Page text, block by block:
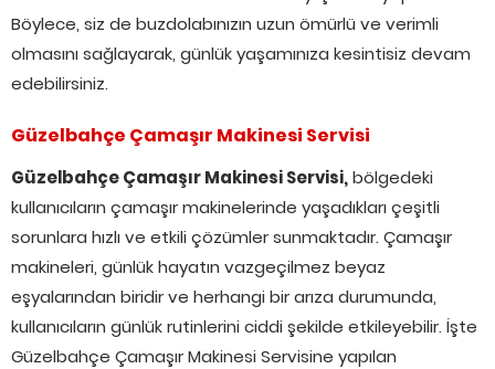
Böylece, siz de buzdolabınızın uzun ömürlü ve verimli
olmasını sağlayarak, günlük yaşamınıza kesintisiz devam
edebilirsiniz.
Güzelbahçe Çamaşır Makinesi Servisi
Güzelbahçe Çamaşır Makinesi Servisi,bölgedeki
kullanıcıların çamaşır makinelerinde yaşadıkları çeşitli
sorunlara hızlı ve etkili çözümler sunmaktadır. Çamaşır
makineleri, günlük hayatın vazgeçilmez beyaz
eşyalarından biridir ve herhangi bir arıza durumunda,
kullanıcıların günlük rutinlerini ciddi şekilde etkileyebilir. İşte
Güzelbahçe Çamaşır Makinesi Servisine yapılan